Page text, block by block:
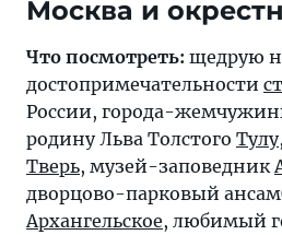
Москва и
Что посмотреть: щедрую
достопримечательности
России, города-
родину Льва Толстого Тулу
Тверь, музей-заповедник
дворцово-парковый
Архангельское, любимый